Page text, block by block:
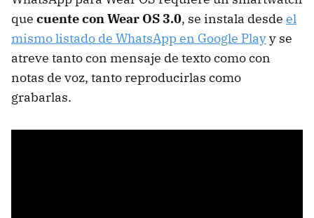
que cuente con Wear OS 3.0, se instala desde el
mismo listado de WhatsApp en Google Playy se
atreve tanto con mensaje de texto como con
notas de voz, tanto reproducirlas como
grabarlas.